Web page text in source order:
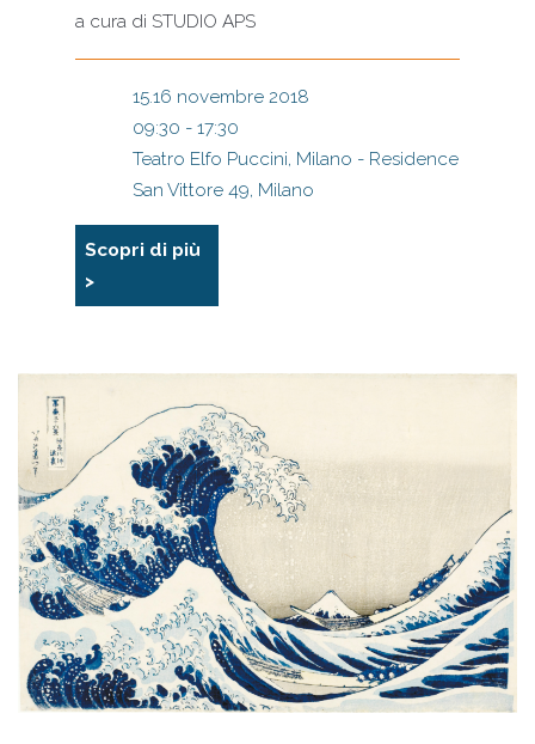
a cura di STUDIO APS
15.16 novembre 2018
09:30 - 17:30
Teatro Elfo Puccini, Milano - Residence
San Vittore 49, Milano
Scopri di più
>